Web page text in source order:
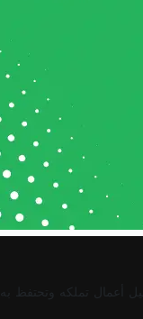
أعمال تملكه وتحتفظ به